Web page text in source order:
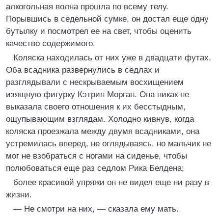
алкогольная волна прошла по всему телу.
Порывшись в седельной сумке, он достал еще одну
бутылку и посмотрел ее на свет, чтобы оценить
качество содержимого.
Коляска находилась от них уже в двадцати футах.
Оба всадника развернулись в седлах и
разглядывали с нескрываемым восхищением
изящную фигурку Кэтрин Морган. Она никак не
выказала своего отношения к их бесстыдным,
ощупывающим взглядам. Холодно кивнув, когда
коляска проезжала между двумя всадниками, она
устремилась вперед, не оглядываясь, но мальчик не
мог не взобраться с ногами на сиденье, чтобы
полюбоваться еще раз седлом Рика Белдена;
более красивой упряжи он не видел еще ни разу в
жизни.
— Не смотри на них, — сказала ему мать.